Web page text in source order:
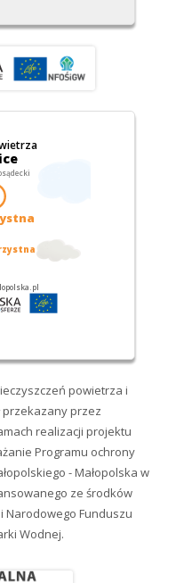
powietrza i
przekazany przez
realizacji projektu
Programu ochrony
- Małopolska w
ze środków
Narodowego Funduszu
Wodnej.